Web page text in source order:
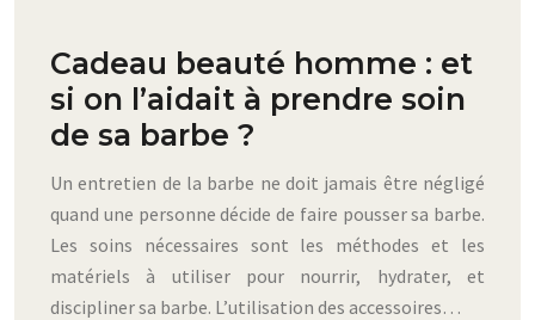
Cadeau beauté homme : et
si on l’aidait à prendre soin
de sa barbe ?
Un entretien de la barbe ne doit jamais être négligé
quand une personne décide de faire pousser sa barbe.
Les soins nécessaires sont les méthodes et les
matériels à utiliser pour nourrir, hydrater, et
discipliner sa barbe. L’utilisation des accessoires…